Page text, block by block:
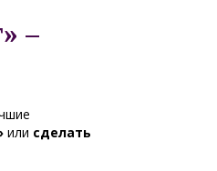
–
или сделать